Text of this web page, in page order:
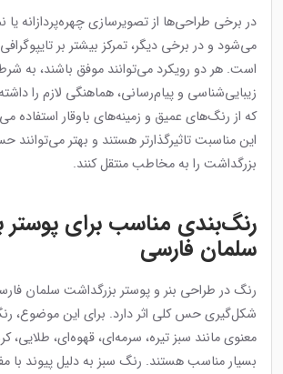
در برخی طراحی‌ها از تصویرسازی چهره‌پردازانه یا
می‌شود و در برخی دیگر، تمرکز بیشتر بر
است. هر دو رویکرد می‌توانند موفق باشند، به
زیبایی‌شناسی و پیام‌رسانی، هماهنگی لازم را
که از رنگ‌های عمیق و زمینه‌های باوقار استفاده
این مناسبت تاثیرگذارتر هستند و بهتر می‌توانند
بزرگداشت را به مخاطب منتقل کنند.
رنگ‌بندی مناسب برای پوستر
سلمان فارسی
رنگ در طراحی بنر و پوستر بزرگداشت سلمان
شکل‌گیری حس کلی اثر دارد. برای این موضوع،
معنوی مانند سبز تیره، سرمه‌ای، قهوه‌ای، طلایی،
بسیار مناسب هستند. رنگ سبز به دلیل پیوند با